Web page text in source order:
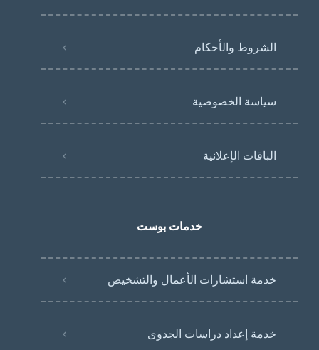
الشروط والأحكام
سياسة الخصوصية
الباقات الإعلانية
خدمات بوست
خدمة استشارات الأعمال والتشخيص
خدمة إعداد دراسات الجدوى